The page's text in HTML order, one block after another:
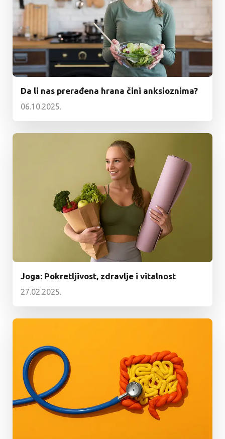
Da li nas prerađena hrana čini anksioznima?
06.10.2025.
Joga: Pokretljivost, zdravlje i vitalnost
27.02.2025.